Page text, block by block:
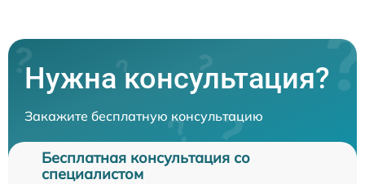
Нужна консультация?
Закажите бесплатную консультацию
Бесплатная консультация со
специалистом